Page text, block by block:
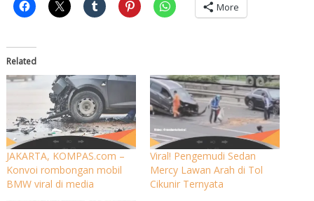
More
Related
JAKARTA, KOMPAS.com –
Konvoi rombongan mobil
BMW viral di media
Viral! Pengemudi Sedan
Mercy Lawan Arah di Tol
Cikunir Ternyata